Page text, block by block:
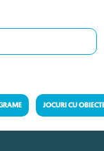
JOCURI CU